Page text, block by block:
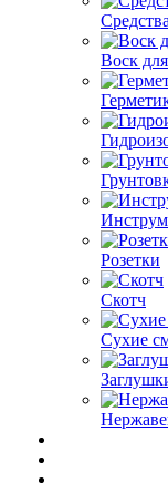
Воск
Розетки
Скотч
Сухие